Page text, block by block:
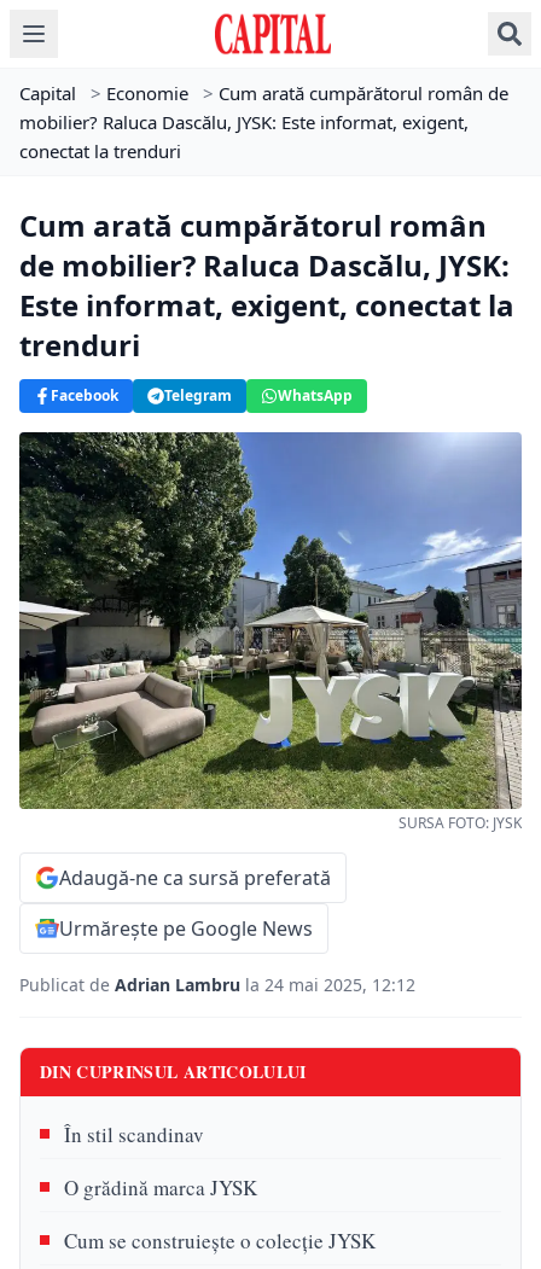
Capital > Economie > Cum arată cumpărătorul român de
mobilier? Raluca Dascălu, JYSK: Este informat, exigent,
conectat la trenduri
Cum arată cumpărătorul român
de mobilier? Raluca Dascălu, JYSK:
Este informat, exigent, conectat la
trenduri
Facebook Telegram WhatsApp
SURSA FOTO: JYSK
Adaugă-ne ca sursă preferată
Urmărește pe Google News
Publicat de Adrian Lambru la 24 mai 2025, 12:12
DIN CUPRINSUL ARTICOLULUI
În stil scandinav
O grădină marca JYSK
Cum se construiește o colecție JYSK